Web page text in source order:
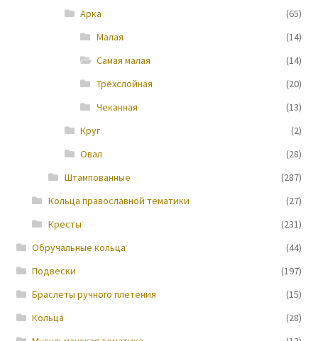
Арка
(65)
Малая
(14)
Самая малая
(14)
Трёхслойная
(20)
Чеканная
(13)
Круг
(2)
Овал
(28)
Штампованные
(287)
Кольца православной тематики
(27)
Кресты
(231)
Обручальные кольца
(44)
Подвески
(197)
Браслеты ручного плетения
(15)
Кольца
(28)